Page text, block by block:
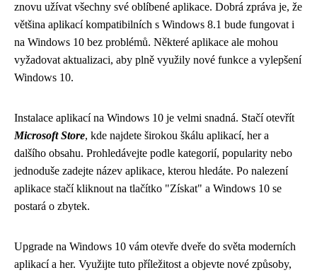
znovu užívat všechny své oblíbené aplikace. Dobrá zpráva je, že
většina aplikací kompatibilních s Windows 8.1 bude fungovat i
na Windows 10 bez problémů. Některé aplikace ale mohou
vyžadovat aktualizaci, aby plně využily nové funkce a vylepšení
Windows 10.
Instalace aplikací na Windows 10 je velmi snadná. Stačí otevřít
Microsoft Store, kde najdete širokou škálu aplikací, her a
dalšího obsahu. Prohledávejte podle kategorií, popularity nebo
jednoduše zadejte název aplikace, kterou hledáte. Po nalezení
aplikace stačí kliknout na tlačítko "Získat" a Windows 10 se
postará o zbytek.
Upgrade na Windows 10 vám otevře dveře do světa moderních
aplikací a her. Využijte tuto příležitost a objevte nové způsoby,